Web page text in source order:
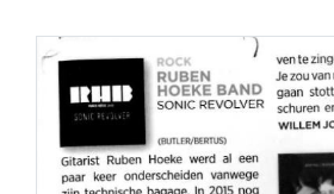
MEDIA
NIEUWS
GEAR